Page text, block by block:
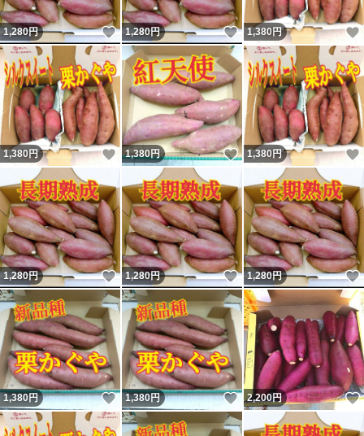
1,280円 いいね！
1,280円 いいね！
1,380円
1,380円 いいね！
1,380円 いいね！
1,380円
1,280円 いいね！
1,280円 いいね！
1,280円
1,380円 いいね！
1,380円 いいね！
2,200円